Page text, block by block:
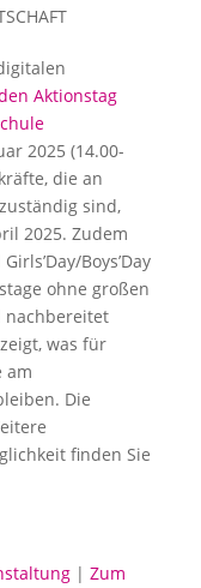
Aktionstag
2025 (14.00-
die an
sind,
2025. Zudem
Boys’Day
ohne großen
nachbereitet
was für
am
Die
finden Sie
| Zum